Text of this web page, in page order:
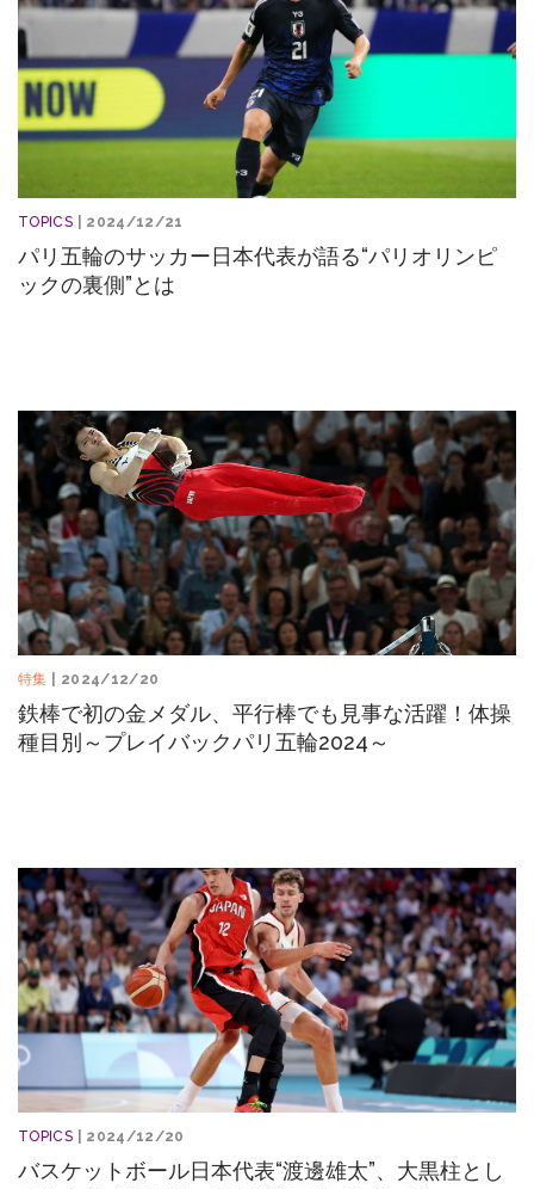
TOPICS | 2024/12/21
パリ五輪のサッカー日本代表が語る“パリオリンピ
ックの裏側”とは
特集 | 2024/12/20
鉄棒で初の金メダル、平行棒でも見事な活躍！体操
種目別～プレイバックパリ五輪2024～
TOPICS | 2024/12/20
バスケットボール日本代表“渡邊雄太”、大黒柱とし